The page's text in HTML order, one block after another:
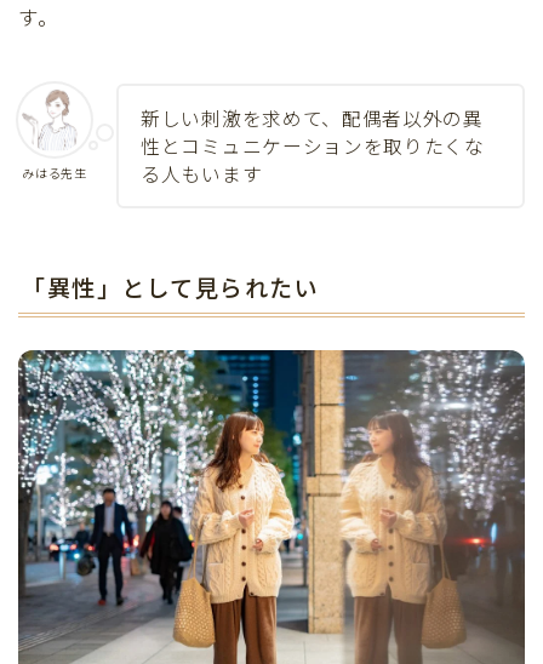
す。
みはる先生
新しい刺激を求めて、配偶者以外の異
性とコミュニケーションを取りたくな
る人もいます
「異性」として見られたい